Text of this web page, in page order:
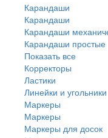
Карандаши
Карандаши
Карандаши
Карандаши простые
Показать все
Корректоры
Ластики
Линейки и угольники
Маркеры
Маркеры
Маркеры для досок